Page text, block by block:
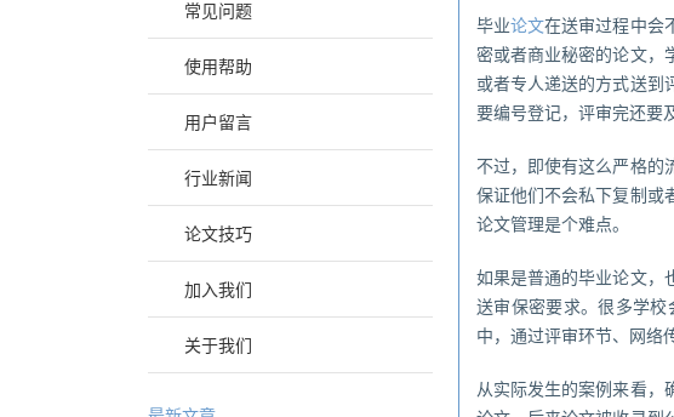
常见问题
使用帮助
用户留言
行业新闻
论文技巧
加入我们
关于我们
毕业论文在送审过程中会
密或者商业秘密的论文，
或者专人递送的方式送到
要编号登记，评审完还要
不过，即使有这么严格的
保证他们不会私下复制或
论文管理是个难点。
如果是普通的毕业论文，
送审保密要求。很多学
中，通过评审环节、网络
从实际发生的案例来看，